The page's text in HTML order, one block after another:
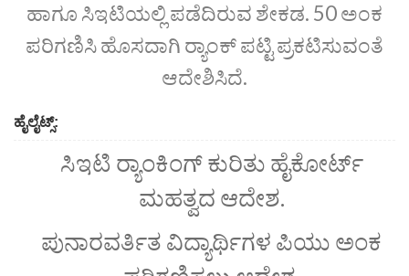
ಹಾಗೂ ಸಿಇಟಿಯಲ್ಲಿ ಪಡೆದಿರುವ ಶೇಕಡ. 50 ಅಂಕ
ಪರಿಗಣಿಸಿ ಹೊಸದಾಗಿ ರ‍್ಯಾಂಕ್‌ ಪಟ್ಟಿ ಪ್ರಕಟಿಸುವಂತೆ
ಆದೇಶಿಸಿದೆ.
ಹೈಲೈಟ್ಸ್‌:
ಸಿಇಟಿ ರ‍್ಯಾಂಕಿಂಗ್‌ ಕುರಿತು ಹೈಕೋರ್ಟ್‌
ಮಹತ್ವದ ಆದೇಶ.
ಪುನಾರವರ್ತಿತ ವಿದ್ಯಾರ್ಥಿಗಳ ಪಿಯು ಅಂಕ